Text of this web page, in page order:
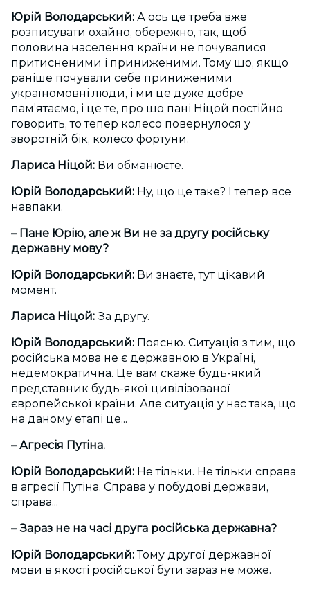
Юрій Володарський: А ось це треба вже
розписувати охайно, обережно, так, щоб
половина населення країни не почувалися
притисненими і приниженими. Тому що, якщо
раніше почували себе приниженими
україномовні люди, і ми це дуже добре
пам’ятаємо, і це те, про що пані Ніцой постійно
говорить, то тепер колесо повернулося у
зворотній бік, колесо фортуни.
Лариса Ніцой: Ви обманюєте.
Юрій Володарський: Ну, що це таке? І тепер все
навпаки.
– Пане Юрію, але ж Ви не за другу російську
державну мову?
Юрій Володарський: Ви знаєте, тут цікавий
момент.
Лариса Ніцой: За другу.
Юрій Володарський: Поясню. Ситуація з тим, що
російська мова не є державною в Україні,
недемократична. Це вам скаже будь-який
представник будь-якої цивілізованої
європейської країни. Але ситуація у нас така, що
на даному етапі це...
– Агресія Путіна.
Юрій Володарський: Не тільки. Не тільки справа
в агресії Путіна. Справа у побудові держави,
справа...
– Зараз не на часі друга російська державна?
Юрій Володарський:Тому другої державної
мови в якості російської бути зараз не може.